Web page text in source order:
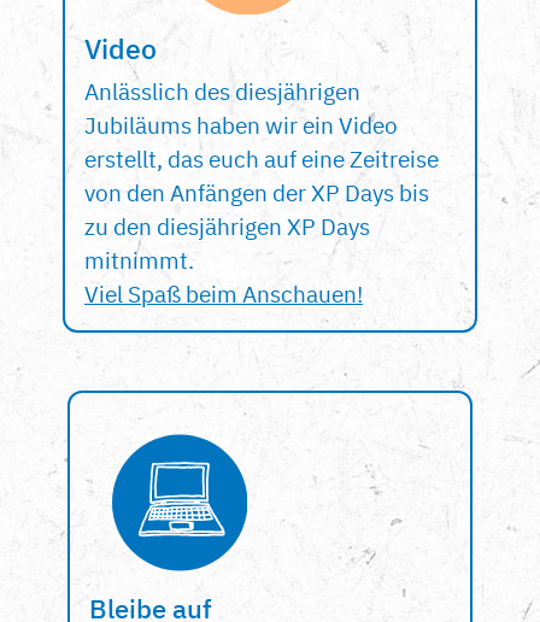
Video
Anlässlich des diesjährigen
Jubiläums haben wir ein Video
erstellt, das euch auf eine Zeitreise
von den Anfängen der XP Days bis
zu den diesjährigen XP Days
mitnimmt.
Viel Spaß beim Anschauen!
Bleibe auf